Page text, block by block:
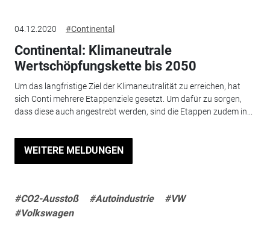
04.12.2020 #Continental
Continental: Klimaneutrale
Wertschöpfungskette bis 2050
Um das langfristige Ziel der Klimaneutralität zu erreichen, hat
sich Conti mehrere Etappenziele gesetzt. Um dafür zu sorgen,
dass diese auch angestrebt werden, sind die Etappen zudem in...
WEITERE MELDUNGEN
#CO2-Ausstoß #Autoindustrie
#VW
#Volkswagen